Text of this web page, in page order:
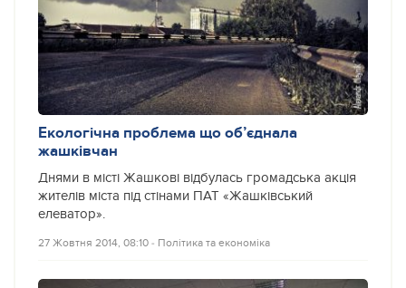
Екологічна проблема що об’єднала
жашківчан
Днями в місті Жашкові відбулась громадська акція
жителів міста під стінами ПАТ «Жашківський
елеватор».
27 Жовтня 2014, 08:10 ‐ Політика та економіка